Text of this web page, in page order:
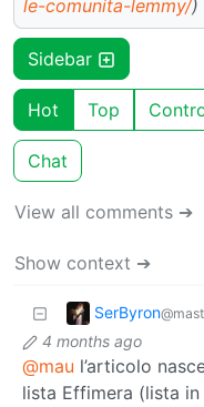
le-comunita-lemmy/)
Sidebar
Hot Top
Chat
View all comments ➔
Show context ➔
SerByron
4 months ago
@mau l’articolo
lista Effimera (lista